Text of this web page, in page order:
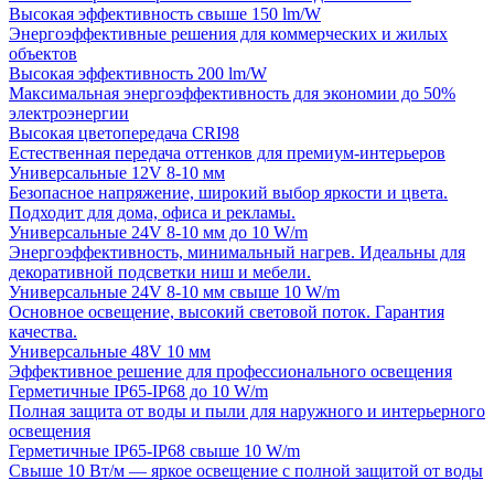
Высокая эффективность свыше 150 lm/W
Энергоэффективные решения для коммерческих и жилых
объектов
Высокая эффективность 200 lm/W
Максимальная энергоэффективность для экономии до 50%
электроэнергии
Высокая цветопередача CRI98
Естественная передача оттенков для премиум-интерьеров
Универсальные 12V 8-10 мм
Безопасное напряжение, широкий выбор яркости и цвета.
Подходит для дома, офиса и рекламы.
Универсальные 24V 8-10 мм до 10 W/m
Энергоэффективность, минимальный нагрев. Идеальны для
декоративной подсветки ниш и мебели.
Универсальные 24V 8-10 мм свыше 10 W/m
Основное освещение, высокий световой поток. Гарантия
качества.
Универсальные 48V 10 мм
Эффективное решение для профессионального освещения
Герметичные IP65-IP68 до 10 W/m
Полная защита от воды и пыли для наружного и интерьерного
освещения
Герметичные IP65-IP68 свыше 10 W/m
Свыше 10 Вт/м — яркое освещение с полной защитой от воды